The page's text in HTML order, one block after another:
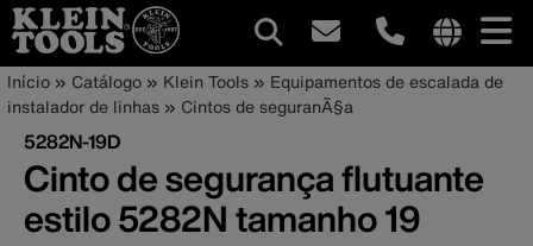
Pular
para
conteúdo
principal
site
Navegação
principal
Trilha
de
navegação
Início Catálogo Klein Tools
Equipamentos de escalada de
instalador de linhas
Cintos de seguranÃ§a
5282N-19D
Cinto de segurança flutuante
estilo 5282N tamanho 19